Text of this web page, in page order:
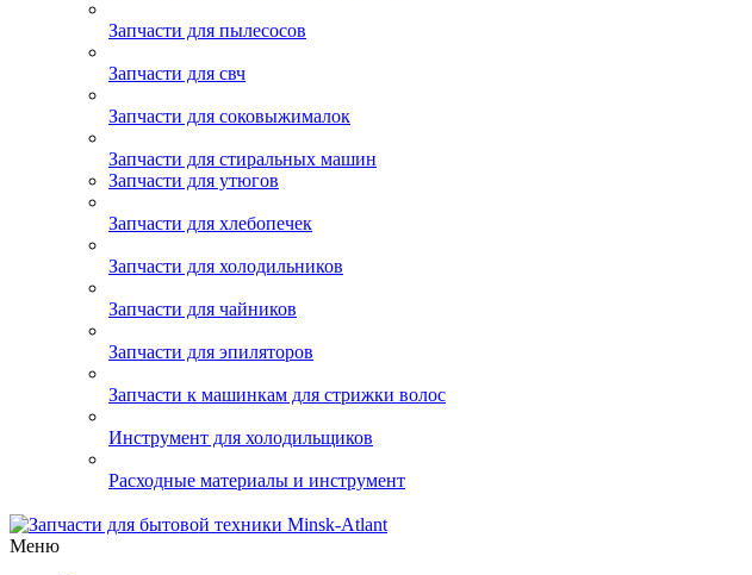
Запчасти для пылесосов
Запчасти для свч
Запчасти для соковыжималок
Запчасти для стиральных машин
Запчасти для утюгов
Запчасти для хлебопечек
Запчасти для холодильников
Запчасти для чайников
Запчасти для эпиляторов
Запчасти к машинкам для стрижки волос
Инструмент для холодильщиков
Расходные материалы и инструмент
Меню